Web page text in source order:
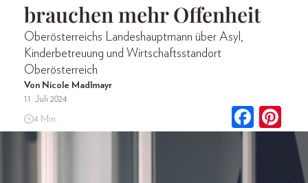
brauchen mehr Offenheit
Oberösterreichs Landeshauptmann über Asyl,
Kinderbetreuung und Wirtschaftsstandort
Oberösterreich
Von Nicole Madlmayr
11. Juli 2024
4 Min.